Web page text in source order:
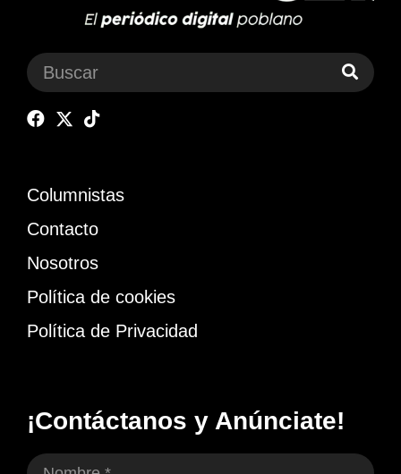
Columnistas
Contacto
Nosotros
Política de cookies
Política de Privacidad
¡Contáctanos y Anúnciate!